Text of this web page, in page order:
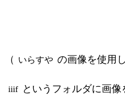
（ いらすや の画像を使用
iiif というフォルダに画像